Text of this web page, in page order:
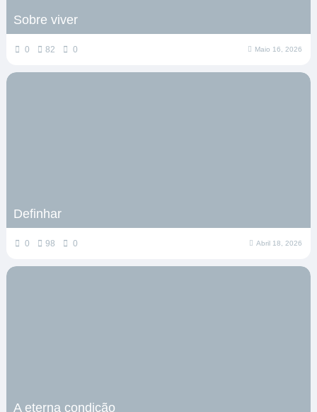
Sobre viver
0 82 0 Maio 16, 2026
Definhar
0 98 0 Abril 18, 2026
A eterna condição